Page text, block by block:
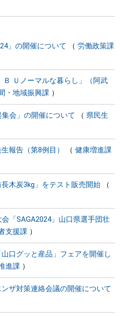
」の開催について 労働政策課
Ｕノーマルな暮らし」（阿武
・地域振興課
集会」の開催について
県民生
報告（第8例目） 健康増進課
木炭3kg」をテスト販売開始
「SAGA2024」山口県選手団壮
支援課
口グッと産品」フェアを開催し
進課
ザ対策連絡会議の開催について